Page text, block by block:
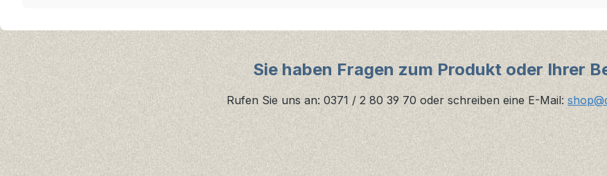
Sie haben Fragen zum Produkt oder Ihrer
Rufen Sie uns an: 0371 / 2 80 39 70 oder schreiben eine E-Mail: